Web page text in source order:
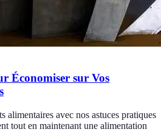
Économiser sur Vos
alimentaires avec nos astuces pratiques
tout en maintenant une alimentation